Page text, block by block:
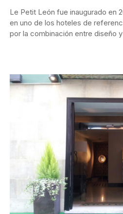
Le Petit León fue inaugurado en
en uno de los hoteles de
por la combinación entre diseño